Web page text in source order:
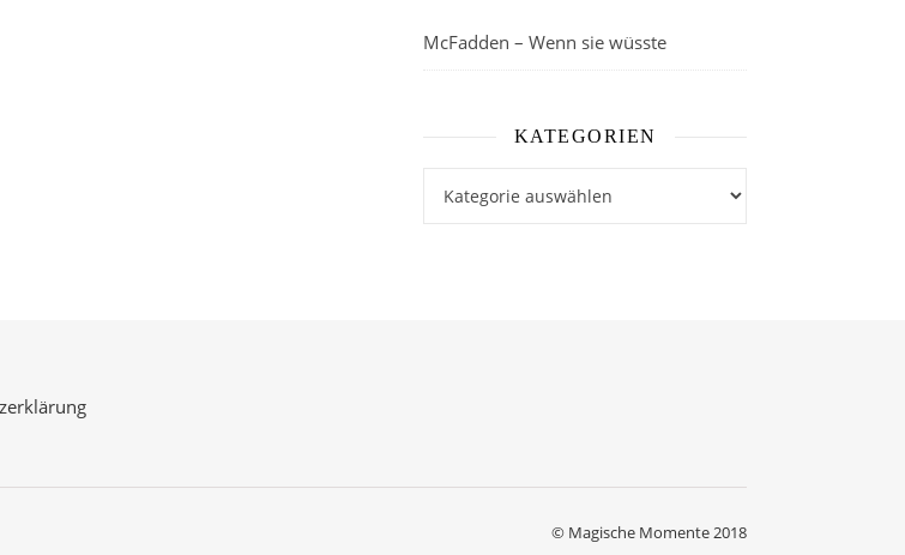
McFadden – Wenn sie wüsste
KATEGORIEN
© Magische Momente 2018